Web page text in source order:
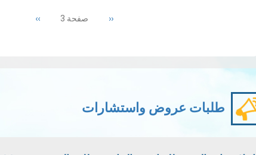
Previous
‹‹ صفحة 3 Next
››
طلبات عروض واستشارات